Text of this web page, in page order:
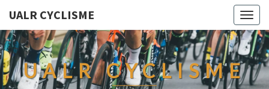
UALR CYCLISME
UALR CYCLISME